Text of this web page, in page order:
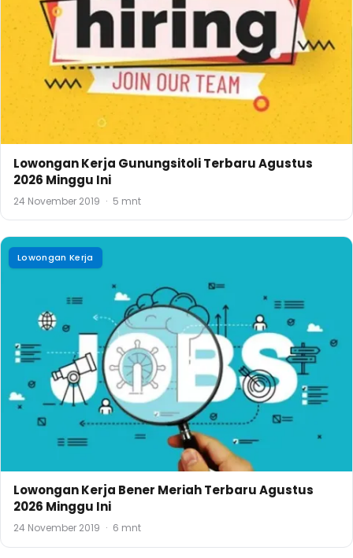
Lowongan Kerja Gunungsitoli Terbaru Agustus
2026 Minggu Ini
24 November 2019 · 5 mnt
Lowongan Kerja
Lowongan Kerja Bener Meriah Terbaru Agustus
2026 Minggu Ini
24 November 2019 · 6 mnt